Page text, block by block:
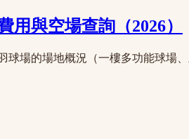
與空場查詢（2026）
場的場地概況（一樓多功能球場